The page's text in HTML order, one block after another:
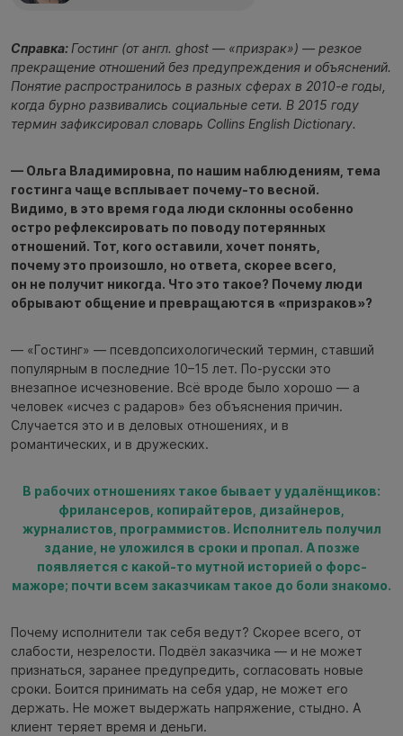
Справка: Гостинг (от англ. ghost — «призрак») — резкое
прекращение отношений без предупреждения и объяснений.
Понятие распространилось в разных сферах в 2010-е годы,
когда бурно развивались социальные сети. В 2015 году
термин зафиксировал словарь Collins English Dictionary.
— Ольга Владимировна, по нашим наблюдениям, тема
гостинга чаще всплывает почему-то весной.
Видимо, в это время года люди склонны особенно
остро рефлексировать по поводу потерянных
отношений. Тот, кого оставили, хочет понять,
почему это произошло, но ответа, скорее всего,
он не получит никогда. Что это такое? Почему люди
обрывают общение и превращаются в «призраков»?
— «Гостинг» — псевдопсихологический термин, ставший
популярным в последние 10–15 лет. По-русски это
внезапное исчезновение. Всё вроде было хорошо — а
человек «исчез с радаров» без объяснения причин.
Случается это и в деловых отношениях, и в
романтических, и в дружеских.
В рабочих отношениях такое бывает у удалёнщиков:
фрилансеров, копирайтеров, дизайнеров,
журналистов, программистов. Исполнитель получил
здание, не уложился в сроки и пропал. А позже
появляется с какой-то мутной историей о форс-
мажоре; почти всем заказчикам такое до боли знакомо.
Почему исполнители так себя ведут? Скорее всего, от
слабости, незрелости. Подвёл заказчика — и не может
признаться, заранее предупредить, согласовать новые
сроки. Боится принимать на себя удар, не может его
держать. Не может выдержать напряжение, стыдно. А
клиент теряет время и деньги.